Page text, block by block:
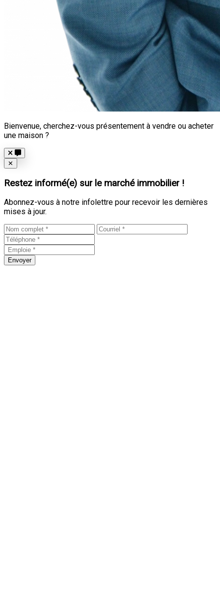
Bienvenue, cherchez-vous présentement à vendre ou acheter
une maison ?
Close
✕
Restez informé(e) sur le marché immobilier !
Abonnez-vous à notre infolettre pour recevoir les dernières
mises à jour.
Envoyer